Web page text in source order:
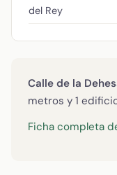
del Rey
Calle de la
metros y 1
Ficha completa